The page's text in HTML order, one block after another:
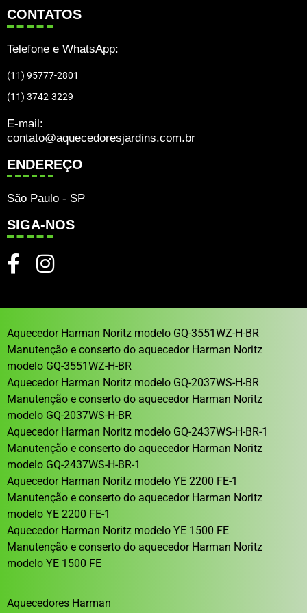
CONTATOS
Telefone e WhatsApp:
(11) 95777-2801
(11) 3742-3229
E-mail:
contato@aquecedoresjardins.com.br
ENDEREÇO
São Paulo - SP
SIGA-NOS
Aquecedor Harman Noritz modelo GQ-3551WZ-H-BR
Manutenção e conserto do aquecedor Harman Noritz
modelo GQ-3551WZ-H-BR
Aquecedor Harman Noritz modelo GQ-2037WS-H-BR
Manutenção e conserto do aquecedor Harman Noritz
modelo GQ-2037WS-H-BR
Aquecedor Harman Noritz modelo GQ-2437WS-H-BR-1
Manutenção e conserto do aquecedor Harman Noritz
modelo GQ-2437WS-H-BR-1
Aquecedor Harman Noritz modelo YE 2200 FE-1
Manutenção e conserto do aquecedor Harman Noritz
modelo YE 2200 FE-1
Aquecedor Harman Noritz modelo YE 1500 FE
Manutenção e conserto do aquecedor Harman Noritz
modelo YE 1500 FE
Aquecedores Harman